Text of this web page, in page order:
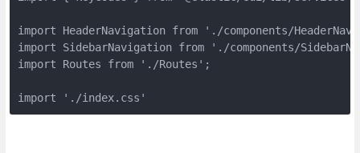
import HeaderNavigation from './components/
import SidebarNavigation from './components/
import Routes from './Routes';
import './index.css'